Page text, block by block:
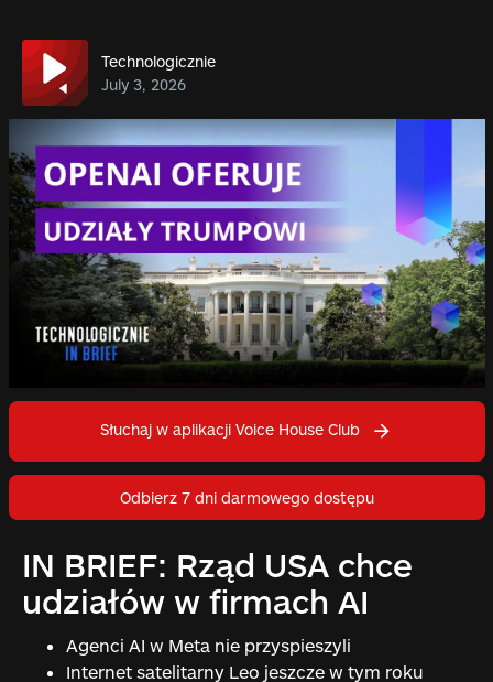
Technologicznie
July 3, 2026
Słuchaj w aplikacji Voice House Club
Odbierz 7 dni darmowego dostępu
IN BRIEF: Rząd USA chce
udziałów w firmach AI
Agenci AI w Meta nie przyspieszyli
Internet satelitarny Leo jeszcze w tym roku